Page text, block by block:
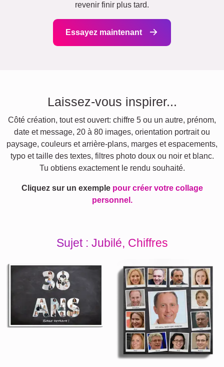
revenir finir plus tard.
Essayez maintenant
Laissez-vous inspirer...
Côté création, tout est ouvert: chiffre 5 ou un autre, prénom,
date et message, 20 à 80 images, orientation portrait ou
paysage, couleurs et arrière‑plans, marges et espacements,
typo et taille des textes, filtres photo doux ou noir et blanc.
Tu obtiens exactement le rendu souhaité.
Cliquez sur un exemple pour créer votre collage
personnel.
Sujet : Jubilé, Chiffres